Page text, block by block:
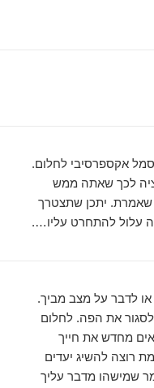
אקספרסיבי לחלום.
לכך שאתה ממש
יתכן שתצטרך
עלול להתחרט עליו….
לדבר על מצב מביך.
לסגור את הפה. לחלום
מחדש את חייך
רוצה להשיג יעדים
שמישהו מדבר עליך